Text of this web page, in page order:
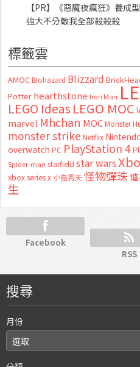
【PR】《惡魔夜瘋狂》養成
強大不分敵我全部殺殺殺
標籤雲
AMOC Biohazard Blizzard
Potter hearthstone Iron Man
LEGO Ideas LEGO MOC
marvel Mhchan MOC Monster
monster strike Netflix
overwatch PC PlayStation 4
Spider-man starfield star wars
xbox series x 小島秀夫怪物彈珠
生
Facebook
RSS
搜尋
月份